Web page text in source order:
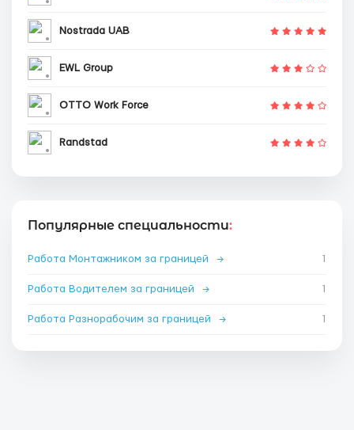
Nostrada UAB
EWL Group
OTTO Work Force
Randstad
Популярные специальности:
Работа Монтажником за границей → 1
Работа Водителем за границей → 1
Работа Разнорабочим за границей → 1